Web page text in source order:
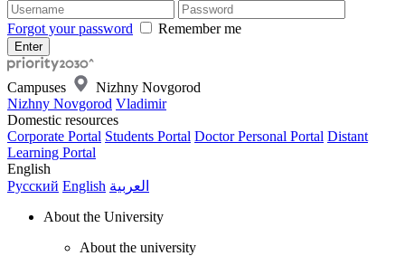
Forgot your password Remember me
Campuses
Nizhny Novgorod
Nizhny Novgorod Vladimir
Domestic resources
Corporate Portal Students Portal Doctor Personal Portal Distant
Learning Portal
English
Русский English العربية
About the University
About the university